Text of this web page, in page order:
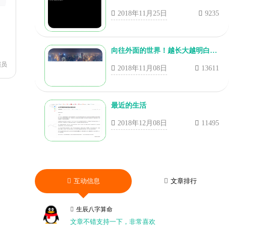
2018年11月25日 9235
向往外面的世界！越长大越明白，现实永远在打击这自己！
2018年11月08日 13611
最近的生活
2018年12月08日 11495
互动信息 文章排行
生辰八字算命
文章不错支持一下，非常喜欢